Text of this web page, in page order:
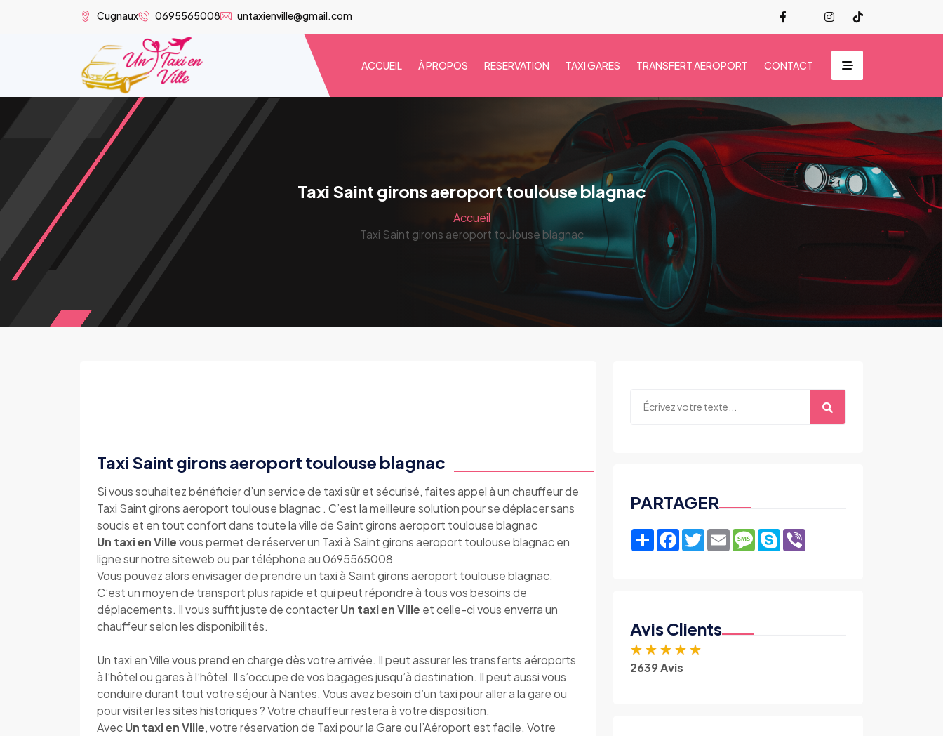
Cugnaux 0695565008 untaxienville@gmail.com
ACCUEIL À PROPOS RESERVATION TAXI GARES TRANSFERT AEROPORT CONTACT
Taxi Saint girons aeroport toulouse blagnac
Accueil
Taxi Saint girons aeroport toulouse blagnac
Taxi Saint girons aeroport toulouse blagnac
Si vous souhaitez bénéficier d’un service de taxi sûr et sécurisé, faites appel à un chauffeur de
Taxi Saint girons aeroport toulouse blagnac . C’est la meilleure solution pour se déplacer sans
soucis et en tout confort dans toute la ville de Saint girons aeroport toulouse blagnac
Un taxi en Villevous permet de réserver un Taxi à Saint girons aeroport toulouse blagnac en
ligne sur notre siteweb ou par téléphone au 0695565008
Vous pouvez alors envisager de prendre un taxi à Saint girons aeroport toulouse blagnac.
C’est un moyen de transport plus rapide et qui peut répondre à tous vos besoins de
déplacements. Il vous suffit juste de contacterUn taxi en Ville et celle-ci vous enverra un
chauffeur selon les disponibilités.
Un taxi en Ville vous prend en charge dès votre arrivée. Il peut assurer les transferts aéroports
à l’hôtel ou gares à l’hôtel. Il s’occupe de vos bagages jusqu’à destination. Il peut aussi vous
conduire durant tout votre séjour à Nantes. Vous avez besoin d’un taxi pour aller a la gare ou
pour visiter les sites historiques ? Votre chauffeur restera à votre disposition.
AvecUn taxi en Ville, votre réservation de Taxi pour la Gare ou l’Aéroport est facile. Votre
PARTAGER
ShareFacebook
TwitterEmailMessage
Skype
Avis Clients
★ ★ ★ ★ ★
2639 Avis